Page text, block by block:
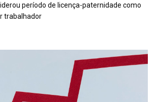
período de licença-paternidade como
trabalhador